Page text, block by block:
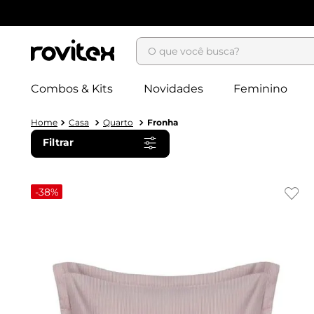
O que você busca?
Combos & Kits Novidades Feminino
Casa Quarto Fronha
Filtrar
-38%